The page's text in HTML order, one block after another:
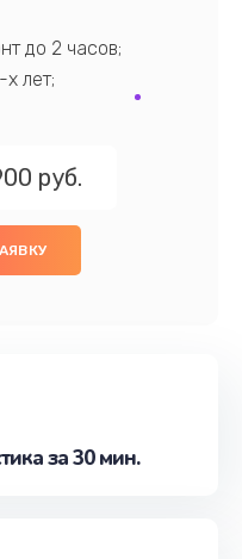
до 2 часов;
лет;
руб.
за 30 мин.